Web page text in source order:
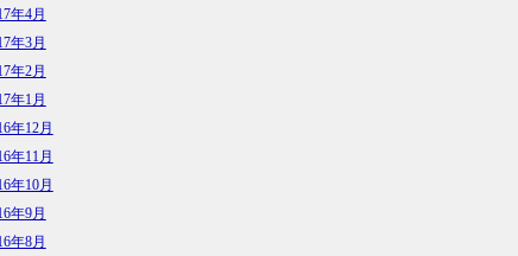
年4月
年3月
年2月
年1月
年12月
年11月
年10月
年9月
年8月